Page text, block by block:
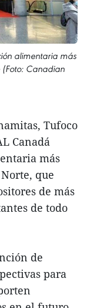
alimentaria más
Canadian
Tufoco
Canadá
más
que
de más
de todo
de
para